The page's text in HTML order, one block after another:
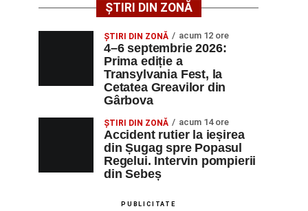
ȘTIRI DIN ZONĂ
ȘTIRI DIN ZONĂ acum 12 ore
4–6 septembrie 2026:
Prima ediție a
Transylvania Fest, la
Cetatea Greavilor din
Gârbova
ȘTIRI DIN ZONĂ acum 14 ore
Accident rutier la ieșirea
din Șugag spre Popasul
Regelui. Intervin pompierii
din Sebeș
PUBLICITATE